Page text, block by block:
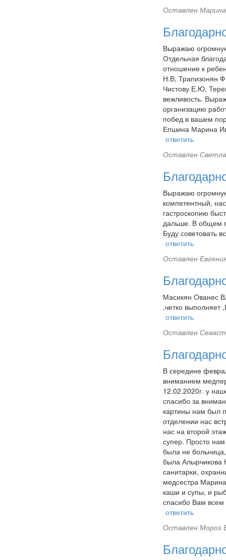
Оставлен
Выражаю
Отдельная
отношение к
Н.В, Трапизонян
Чистову Е.Ю,
вежливость.
организацию
побед в вашем
Епшина Марина
ответить
Оставлен
Выражаю
компетентный,
гастроскопию
дальше. В общем
Буду советовать
ответить
Оставлен
Масикян Ованес
,четко
ответить
Оставлен
В середине
вниманием
12.02.2020г. у
спасибо за
картины нам был
отделении нас
нас на второй
супер. Просто
была не
была Алырчикова
санитарки,
медсестра
каши и супы, и
спасибо Вам всем
ответить
Оставлен Мороз